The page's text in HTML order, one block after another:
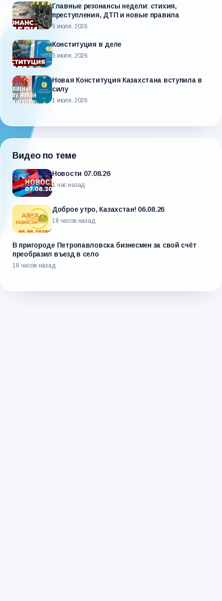
Главные резонансы недели: стихия,
преступления, ДТП и новые правила
5 июля, 2026
Конституция в деле
5 июля, 2026
Новая Конституция Казахстана вступила в
силу
1 июля, 2026
Видео по теме
Новости 07.08.26
1 час назад
Доброе утро, Казахстан! 06.08.26
18 часов назад
В пригороде Петропавловска бизнесмен за свой счёт
преобразил въезд в село
18 часов назад